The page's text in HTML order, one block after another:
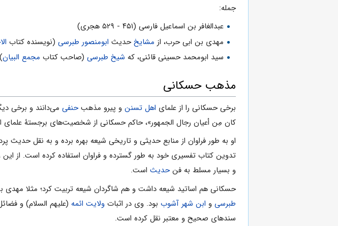
جمله:
عبدالغافر بن اسماعیل فارسى (۴۵۱ - ۵۲۹ هجرى)
مهدى بن ابى حرب، از مشایخحدیث ابومنصور طبرسی(نویسنده کتاب
سید ابومحمد حسینى قائنى، که شیخ طبرسى(صاحب کتاب مجمع البیان
مذهب حسکانی
برخى حسکانی را از علماى اهل تسنن و پیرو مذهبحنفى مى‌دانند و برخى
کان مِن أعیان رجال الجمهور»، حاکم حسکانى از شخصیت‌هاى برجستۀ علماى
او به طور فراوان از منابع حدیثى و تاریخى شیعه بهره برده و به نقل حدیث
تدوین کتاب تفسیرى خود به طور گسترده و فراوان استفاده کرده است. از
و بسیار مسلط به فنحدیث است.
حسکانى هم اساتید شیعه داشت و هم شاگردان شیعه تربیت کرد؛ مثلا
طبرسى و ابن شهر آشوب بود. وى در اثبات ولایت ائمه (علیهم السلام) و
سندهاى صحیح و معتبر نقل کرده است.